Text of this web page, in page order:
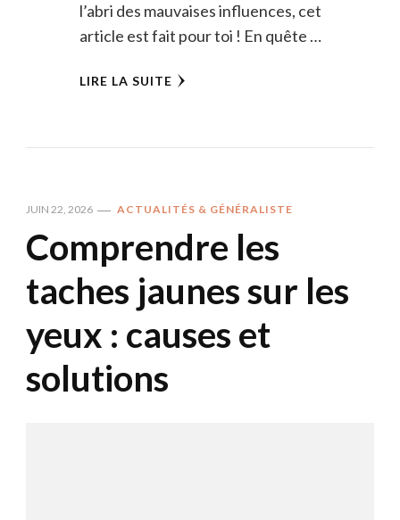
l’abri des mauvaises influences, cet
article est fait pour toi ! En quête …
LIRE LA SUITE
JUIN 22, 2026 ACTUALITÉS & GÉNÉRALISTE
Comprendre les
taches jaunes sur les
yeux : causes et
solutions